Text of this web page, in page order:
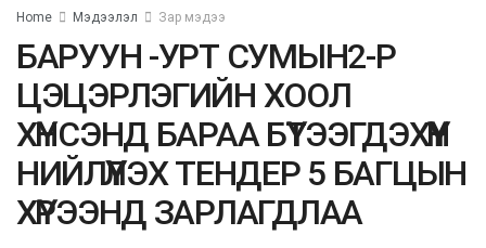
Home Мэдээлэл Зар мэдээ
БАРУУН -УРТ СУМЫН2-Р
ЦЭЦЭРЛЭГИЙН ХООЛ
ХҮНСЭНД БАРАА БҮТЭЭГДЭХҮҮН
НИЙЛҮҮЛЭХ ТЕНДЕР 5 БАГЦЫН
ХҮРЭЭНД ЗАРЛАГДЛАА